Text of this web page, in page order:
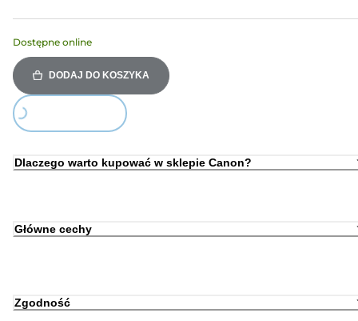
Dostępne online
DODAJ DO KOSZYKA
Loading...
Dlaczego warto kupować w sklepie Canon?
Główne cechy
Zgodność